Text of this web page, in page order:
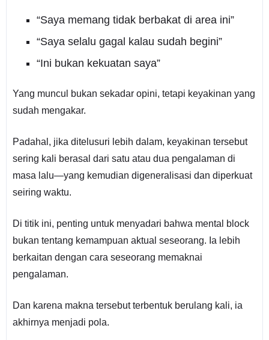
“Saya memang tidak berbakat di area ini”
“Saya selalu gagal kalau sudah begini”
“Ini bukan kekuatan saya”
Yang muncul bukan sekadar opini, tetapi keyakinan yang
sudah mengakar.
Padahal, jika ditelusuri lebih dalam, keyakinan tersebut
sering kali berasal dari satu atau dua pengalaman di
masa lalu—yang kemudian digeneralisasi dan diperkuat
seiring waktu.
Di titik ini, penting untuk menyadari bahwa mental block
bukan tentang kemampuan aktual seseorang. Ia lebih
berkaitan dengan cara seseorang memaknai
pengalaman.
Dan karena makna tersebut terbentuk berulang kali, ia
akhirnya menjadi pola.